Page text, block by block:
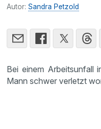
Autor:Sandra Petzold
Bei einem Arbeitsunfall
Mann schwer verletzt